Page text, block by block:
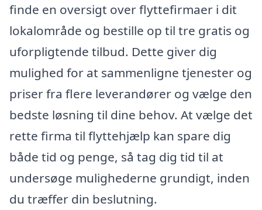
finde en oversigt over flyttefirmaer i dit
lokalområde og bestille op til tre gratis og
uforpligtende tilbud. Dette giver dig
mulighed for at sammenligne tjenester og
priser fra flere leverandører og vælge den
bedste løsning til dine behov. At vælge det
rette firma til flyttehjælp kan spare dig
både tid og penge, så tag dig tid til at
undersøge mulighederne grundigt, inden
du træffer din beslutning.